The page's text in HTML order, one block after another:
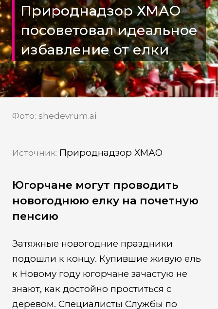
Природнадзор ХМАО
посоветовал идеальное
избавление от елки
Фото: shedevrum.ai
Источник: Природнадзор ХМАО
Югорчане могут проводить
новогоднюю елку на почетную
пенсию
Затяжные новогодние праздники
подошли к концу. Купившие живую ель
к Новому году югорчане зачастую не
знают, как достойно проститься с
деревом. Специалисты Службы по